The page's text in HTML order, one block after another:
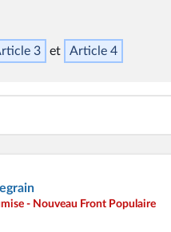
3 Article 4
- Nouveau Front Populaire